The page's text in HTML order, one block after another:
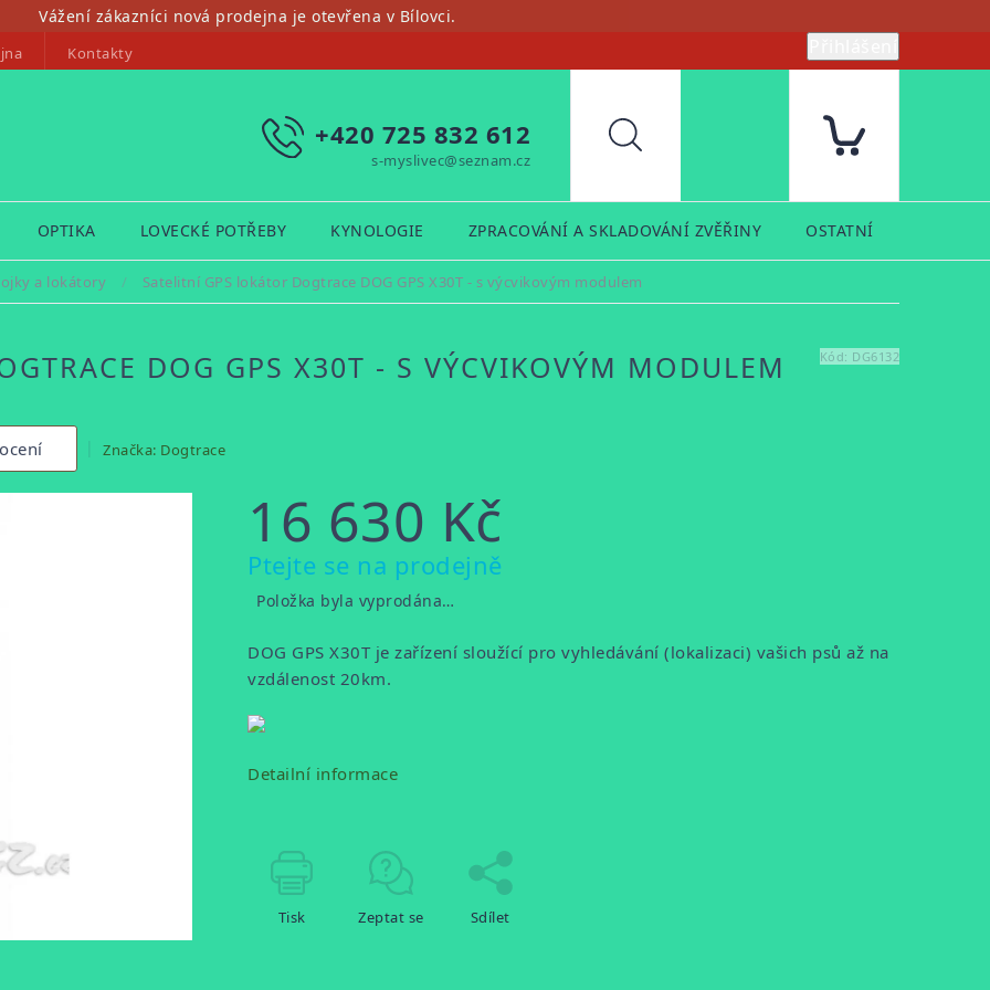
Vážení zákazníci nová prodejna je otevřena v Bílovci.
Kontakty
+420 725 832 612
s-myslivec@seznam.cz
Hledat
OPTIKA LOVECKÉ POTŘEBY KYNOLOGIE ZPRACOVÁNÍ A SKLADOVÁNÍ ZVĚŘINY OSTATNÍ
a lokátory / Satelitní GPS lokátor Dogtrace DOG GPS X30T - s výcvikovým modulem
DOG GPS X30T - S VÝCVIKOVÝM MODULEM Kód: DG6132
Značka: Dogtrace
16 630 Kč
Měrná
cena:
Ptejte se na prodejně
Položka byla vyprodána…
DOG GPS X30T je zařízení sloužící pro vyhledávání (lokalizaci) vašich psů až na
vzdálenost 20km.
Detailní informace
Tisk Zeptat se Sdílet